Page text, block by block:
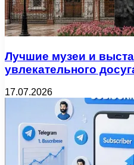
Лучшие музеи и
увлекательного
17.07.2026